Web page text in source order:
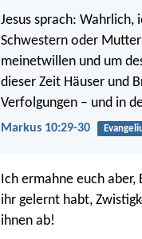
Jesus sprach: Wahrlich,
Schwestern oder
meinetwillen und um
dieser Zeit Häuser und
Verfolgungen – und in
Markus 10:29-30
Ich ermahne euch
ihr gelernt habt,
ihnen ab!